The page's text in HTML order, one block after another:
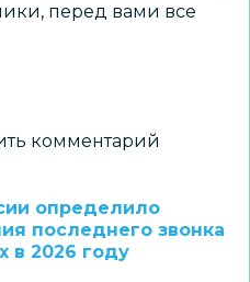
перед вами все
комментарий
определило
последнего звонка
в 2026 году